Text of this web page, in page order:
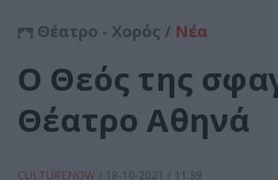
Θέατρο - Χορός / Νέα
Ο Θεός της
Θέατρο Αθηνά
CULTURENOW / 18-10-2021 / 11:39